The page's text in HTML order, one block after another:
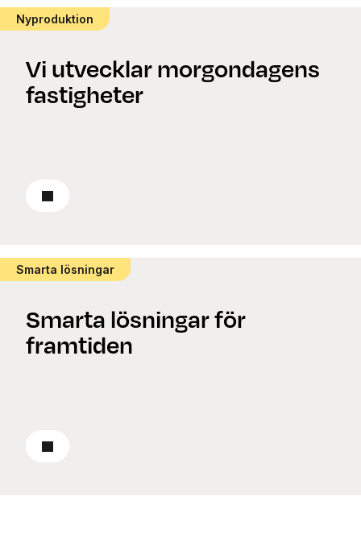
Nyproduktion
Vi utvecklar morgondagens
fastigheter
Läs om nyproduktion
Smarta lösningar
Smarta lösningar för
framtiden
Läs om smarta lösningar